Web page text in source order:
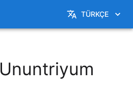
TÜRKÇE
Ununtriyum